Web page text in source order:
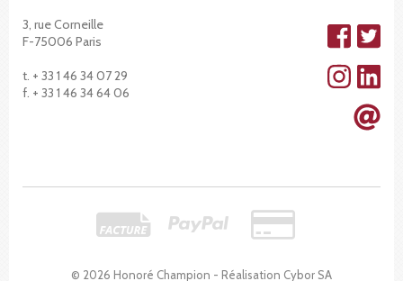
© 2026 Honoré Champion - Réalisation Cybor SA
3, rue Corneille
F-75006 Paris
t. + 33 1 46 34 07 29
f. + 33 1 46 34 64 06